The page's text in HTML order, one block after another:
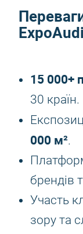
15 000+
30 країн.
000 м².
брендів
Участь
зору та